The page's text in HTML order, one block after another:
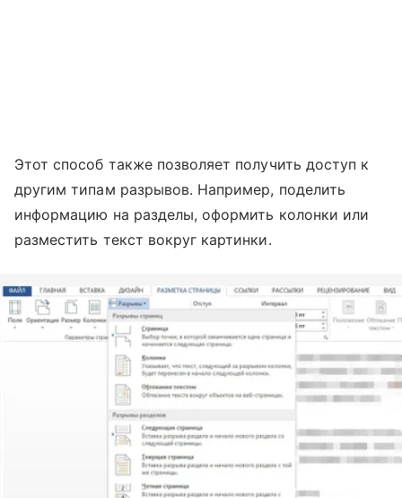
Этот способ также позволяет получить доступ к
другим типам разрывов. Например, поделить
информацию на разделы, оформить колонки или
разместить текст вокруг картинки.